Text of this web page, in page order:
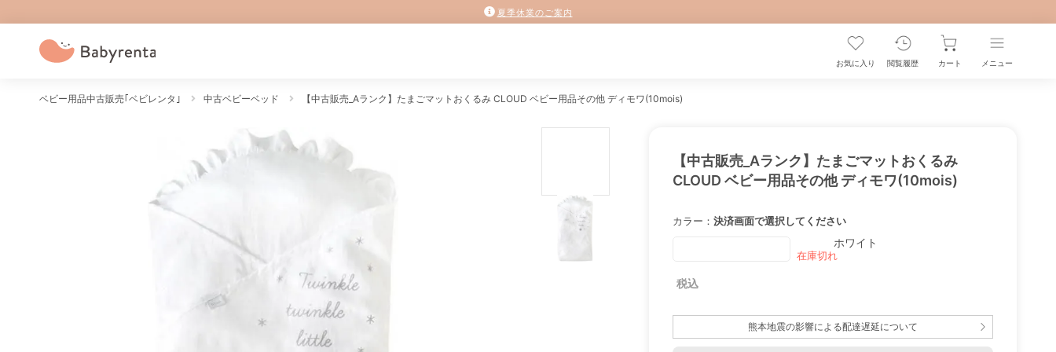
夏季休業のご案内
お気に入り 閲覧履歴 カート メニュー
ベビー用品中古販売｢ベビレンタ｣ 中古ベビーベッド 【中古販売_Aランク】たまごマットおくるみ CLOUD ベビー用品その他 ディモワ(10mois)
【中古販売_Aランク】たまごマットおくるみ
CLOUD ベビー用品その他 ディモワ(10mois)
カラー： 決済画面で選択してください
ホワイト
熊本地震の影響による配達遅延について